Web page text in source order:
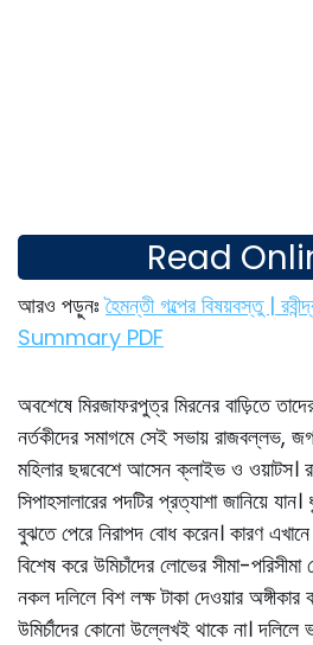
Read
আরও পড়ুনঃহৈমন্তী গল্পের বিষয়বস্তু |
Summary PDF
অবশেষে মিরজাফরপুত্র মিরনের বাড়িতে
নর্তকীদের সমাগমে সেই সভায় রাজবল্লভ,
মহিলার ছদ্মবেশে আসেন ক্লাইভ ও ওয়াটস।
সিপাহসালারের পদটির প্রত্যাশা জানিয়ে
বুঝতে পেরে নিরাপদ বােধ করেন। কারণ এখানে
বিশেষ করে উমিচাঁদের লােভের সীমা-
নকল দলিলে বিশ লক্ষ টাকা দেওয়ার
উমির্চাঁদের কোনাে উল্লেখই থাকে না।